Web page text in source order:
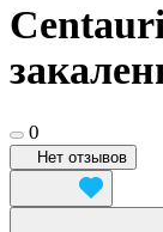
0
Нет отзывов